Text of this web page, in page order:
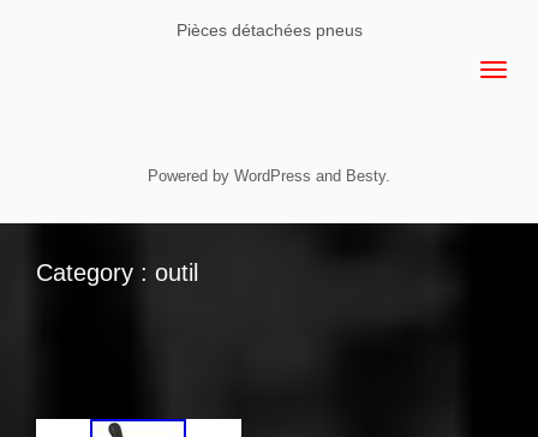
Pièces détachées pneus
Powered by WordPress and Besty.
Category : outil